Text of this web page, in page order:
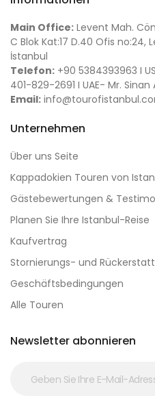
Main Office: Levent Mah.
C Blok Kat:17 D.40 Ofis no:24,
İstanbul
Telefon: +90 5384393963 I
401-829-2691 I UAE- Mr. Sinan
Email:
Unternehmen
Über uns Seite
Kappadokien Touren von
Gästebewertungen &
Planen Sie Ihre Istanbul-Reise
Kaufvertrag
Stornierungs- und
Geschäftsbedingungen
Alle Touren
Newsletter abonnieren